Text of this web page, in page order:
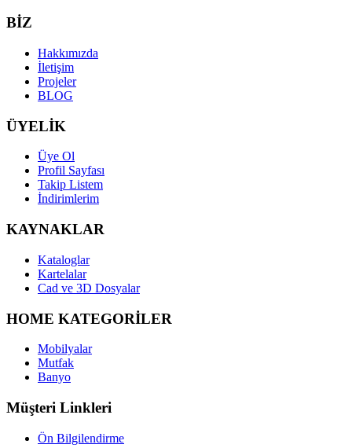
BİZ
Hakkımızda
İletişim
Projeler
BLOG
ÜYELİK
Üye Ol
Profil Sayfası
Takip Listem
İndirimlerim
KAYNAKLAR
Kataloglar
Kartelalar
Cad ve 3D Dosyalar
HOME KATEGORİLER
Mobilyalar
Mutfak
Banyo
Müşteri Linkleri
Ön Bilgilendirme